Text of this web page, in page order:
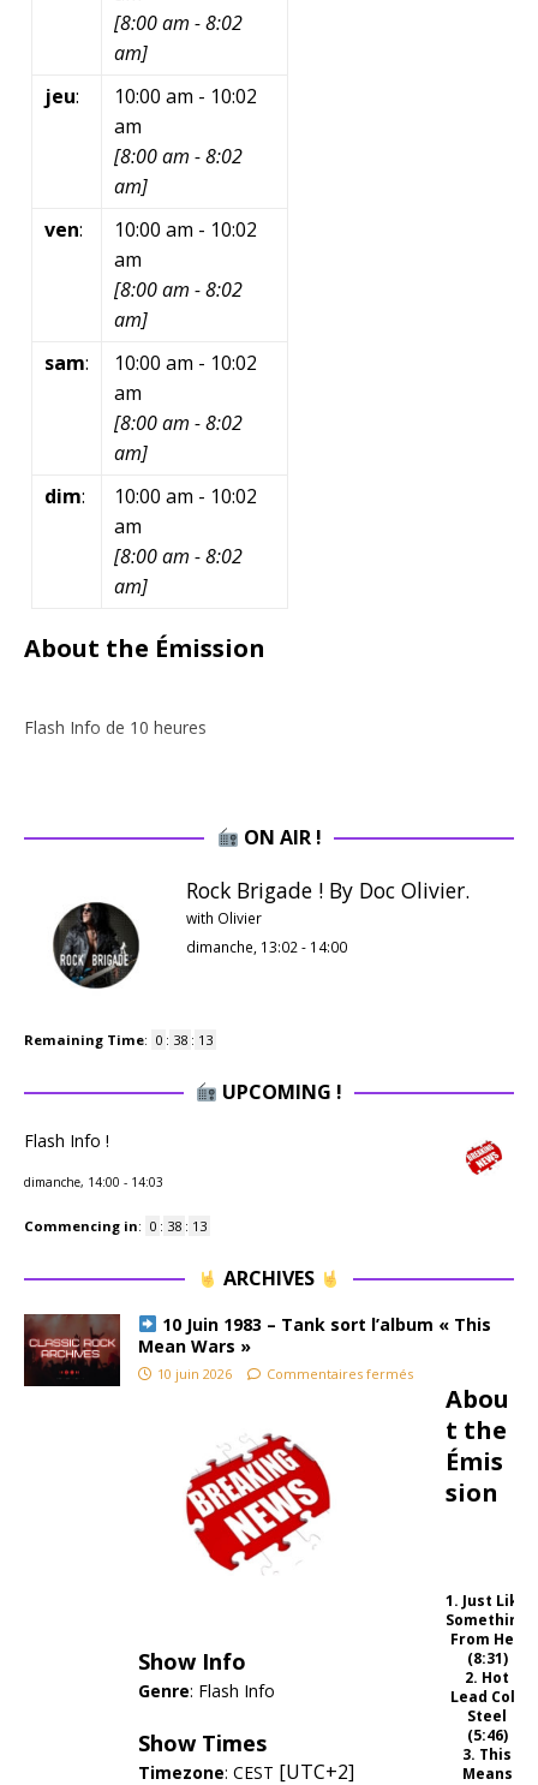
[8:00 am -8:02
am]
jeu: 10:00 am - 10:02
am
[8:00 am -8:02
am]
ven: 10:00 am - 10:02
am
[8:00 am -8:02
am]
sam: 10:00 am - 10:02
am
[8:00 am -8:02
am]
dim: 10:00 am - 10:02
am
[8:00 am -8:02
am]
About the Émission
Flash Info de 10 heures
ON AIR !
Rock Brigade ! By Doc Olivier.
with Olivier
dimanche, 13:02 - 14:00
Remaining Time: 0 : 38 : 12
UPCOMING !
Flash Info !
dimanche, 14:00 - 14:03
Commencing in: 0 : 38 : 12
ARCHIVES
10 Juin 1983 – Tank sort l’album « This
Mean Wars »
10 juin 2026 Commentaires fermés
Show Info
Genre: Flash Info
Show Times
Timezone: CEST [UTC+2]
Abou
t the
Émis
sion
1. Just Like
Something
From Hell
(8:31)
2. Hot
Lead Cold
Steel
(5:46)
3. This
Means